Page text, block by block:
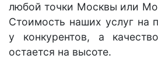
любой точки Москвы или
Стоимость наших услуг на
у конкурентов, а
остается на высоте.